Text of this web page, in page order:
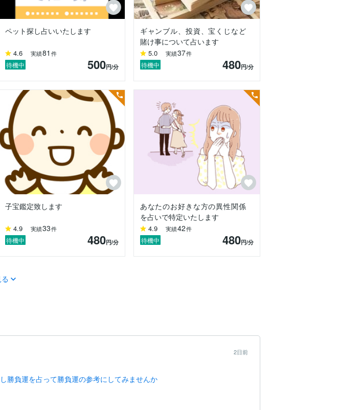
ペット探し占いいたします
4.6 実績81 件
待機中 500円/分
ギャンブル、投資、宝くじなど
賭け事について占います
5.0 実績37件
待機中 480円/分
子宝鑑定致します
4.9 実績33件
待機中 480円/分
あなたのお好きな方の異性関係
を占いで特定いたします
4.9 実績42件
待機中 480円/分
2日前
勝負運を占って勝負運の参考にしてみませんか